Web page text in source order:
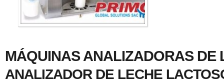
MÁQUINAS ANALIZADORAS DE
ANALIZADOR DE LECHE